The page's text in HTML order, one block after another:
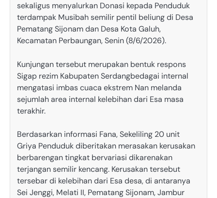
sekaligus menyalurkan Donasi kepada Penduduk
terdampak Musibah semilir pentil beliung di Desa
Pematang Sijonam dan Desa Kota Galuh,
Kecamatan Perbaungan, Senin (8/6/2026).
Kunjungan tersebut merupakan bentuk respons
Sigap rezim Kabupaten Serdangbedagai internal
mengatasi imbas cuaca ekstrem Nan melanda
sejumlah area internal kelebihan dari Esa masa
terakhir.
Berdasarkan informasi Fana, Sekeliling 20 unit
Griya Penduduk diberitakan merasakan kerusakan
berbarengan tingkat bervariasi dikarenakan
terjangan semilir kencang. Kerusakan tersebut
tersebar di kelebihan dari Esa desa, di antaranya
Sei Jenggi, Melati II, Pematang Sijonam, Jambur